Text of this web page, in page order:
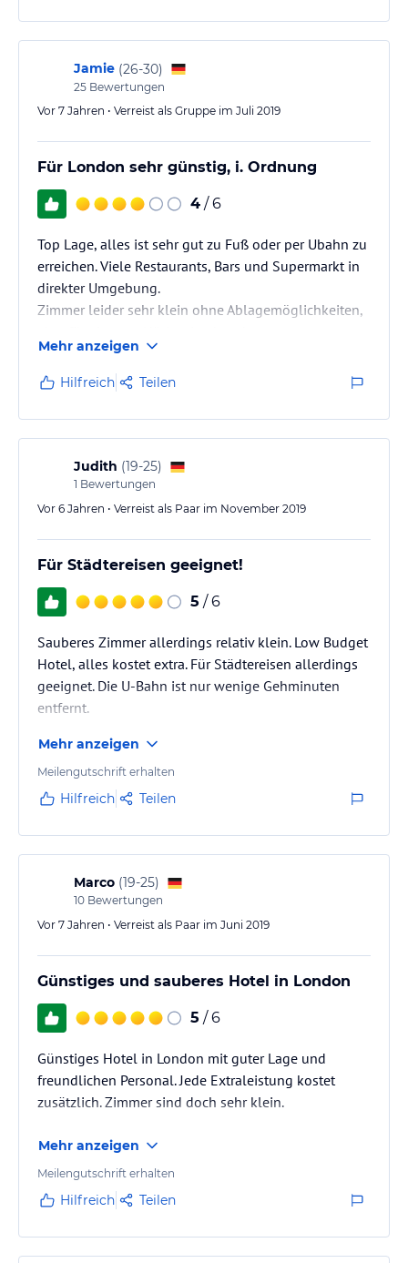
Jamie (26-30)
25 Bewertungen
Vor 7 Jahren • Verreist als Gruppe im Juli 2019
Für London sehr günstig, i. Ordnung
4 / 6
Top Lage, alles ist sehr gut zu Fuß oder per Ubahn zu
erreichen. Viele Restaurants, Bars und Supermarkt in
direkter Umgebung.
Zimmer leider sehr klein ohne Ablagemöglichkeiten,
Leider konnte man die Fenster nicht öffnen und die
Lüftung hat nicht so gut funktioniert, daher ein etwas
muffiger Geruch.
Mehr anzeigen
Hilfreich Teilen
Judith (19-25)
1 Bewertungen
Vor 6 Jahren • Verreist als Paar im November 2019
Für Städtereisen geeignet!
5 / 6
Sauberes Zimmer allerdings relativ klein. Low Budget
Hotel, alles kostet extra. Für Städtereisen allerdings
geeignet. Die U-Bahn ist nur wenige Gehminuten
entfernt.
Mehr anzeigen
Meilengutschrift erhalten
Hilfreich Teilen
Marco (19-25)
10 Bewertungen
Vor 7 Jahren • Verreist als Paar im Juni 2019
Günstiges und sauberes Hotel in London
5 / 6
Günstiges Hotel in London mit guter Lage und
freundlichen Personal. Jede Extraleistung kostet
zusätzlich. Zimmer sind doch sehr klein.
Mehr anzeigen
Meilengutschrift erhalten
Hilfreich Teilen